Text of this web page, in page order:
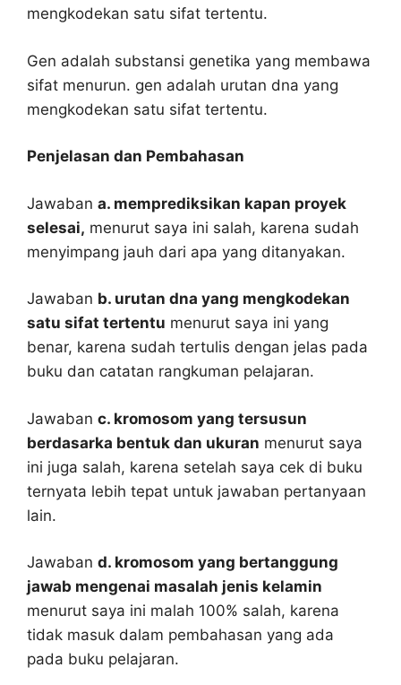
mengkodekan satu sifat tertentu.
Gen adalah substansi genetika yang membawa
sifat menurun. gen adalah urutan dna yang
mengkodekan satu sifat tertentu.
Penjelasan dan Pembahasan
Jawaban a. memprediksikan kapan proyek
selesai, menurut saya ini salah, karena sudah
menyimpang jauh dari apa yang ditanyakan.
Jawaban b. urutan dna yang mengkodekan
satu sifat tertentu menurut saya ini yang
benar, karena sudah tertulis dengan jelas pada
buku dan catatan rangkuman pelajaran.
Jawaban c. kromosom yang tersusun
berdasarka bentuk dan ukuran menurut saya
ini juga salah, karena setelah saya cek di buku
ternyata lebih tepat untuk jawaban pertanyaan
lain.
Jawaban d. kromosom yang bertanggung
jawab mengenai masalah jenis kelamin
menurut saya ini malah 100% salah, karena
tidak masuk dalam pembahasan yang ada
pada buku pelajaran.